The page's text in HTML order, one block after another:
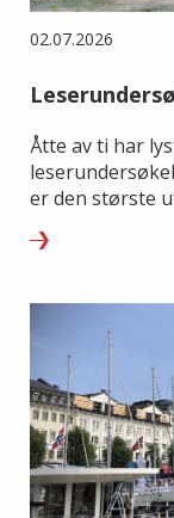
02.07.2026
Åtte av ti har
er den største